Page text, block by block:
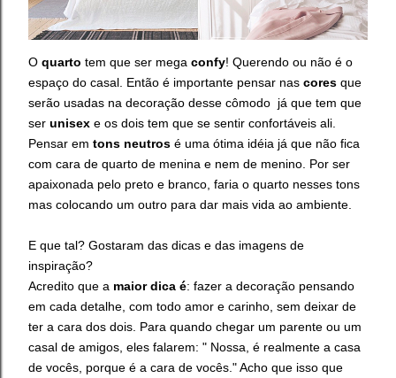
O quarto tem que ser mega confy! Querendo ou não é o
espaço do casal. Então é importante pensar nas cores que
serão usadas na decoração desse cômodo já que tem que
ser unisex e os dois tem que se sentir confortáveis ali.
Pensar em tons neutros é uma ótima idéia já que não fica
com cara de quarto de menina e nem de menino. Por ser
apaixonada pelo preto e branco, faria o quarto nesses tons
mas colocando um outro para dar mais vida ao ambiente.
E que tal? Gostaram das dicas e das imagens de
inspiração?
Acredito que a maior dica é: fazer a decoração pensando
em cada detalhe, com todo amor e carinho, sem deixar de
ter a cara dos dois. Para quando chegar um parente ou um
casal de amigos, eles falarem: " Nossa, é realmente a casa
de vocês, porque é a cara de vocês." Acho que isso que